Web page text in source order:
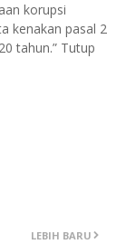
korupsi
kenakan pasal 2
tahun.” Tutup
LEBIH BARU